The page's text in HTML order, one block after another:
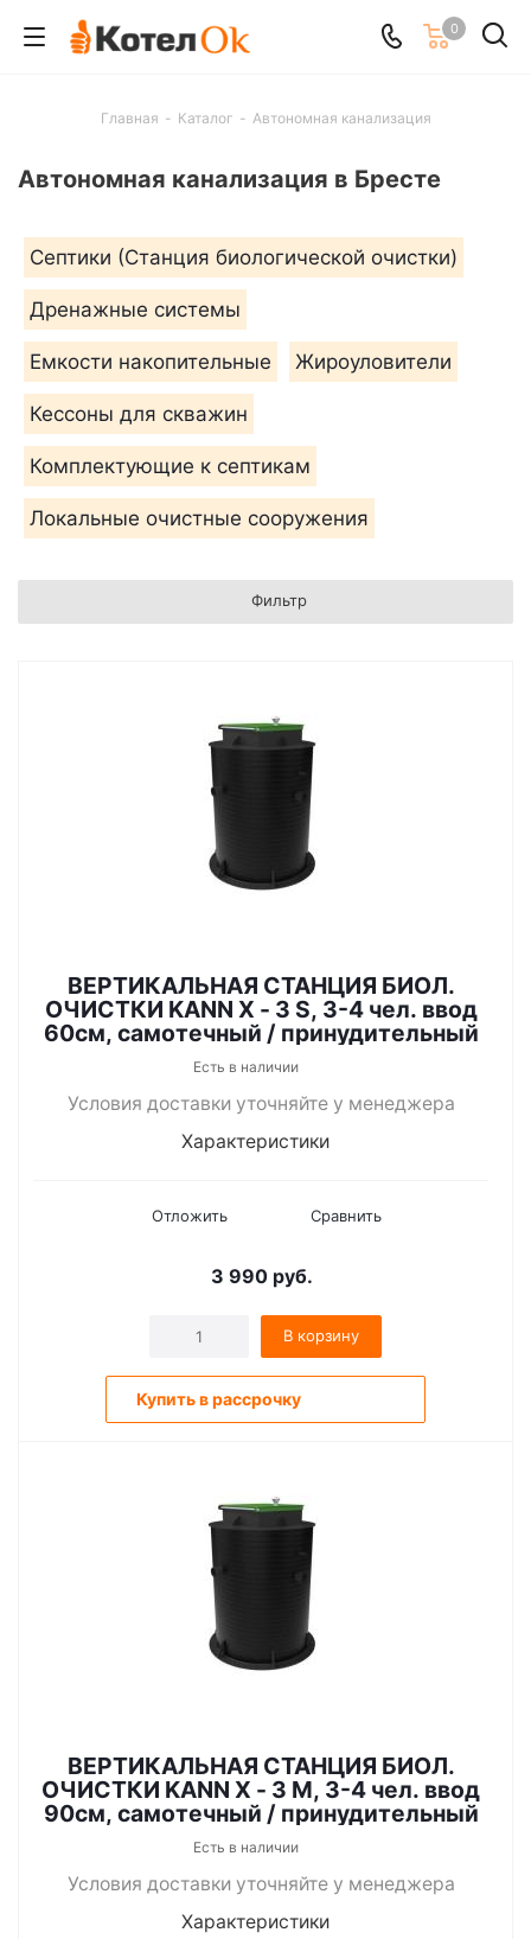
0
Главная - Каталог - Автономная канализация
Автономная канализация в Бресте
Септики (Станция биологической очистки)
Дренажные системы
Емкости накопительные Жироуловители
Кессоны для скважин
Комплектующие к септикам
Локальные очистные сооружения
Фильтр
ВЕРТИКАЛЬНАЯ СТАНЦИЯ БИОЛ.
ОЧИСТКИ KANN X - 3 S, 3-4 чел. ввод
60см, самотечный / принудительный
Есть в наличии
Условия доставки уточняйте у менеджера
Характеристики
Отложить Сравнить
3 990руб.
В корзину
Купить в рассрочку
ВЕРТИКАЛЬНАЯ СТАНЦИЯ БИОЛ.
ОЧИСТКИ KANN X - 3 M, 3-4 чел. ввод
90см, самотечный / принудительный
Есть в наличии
Условия доставки уточняйте у менеджера
Характеристики